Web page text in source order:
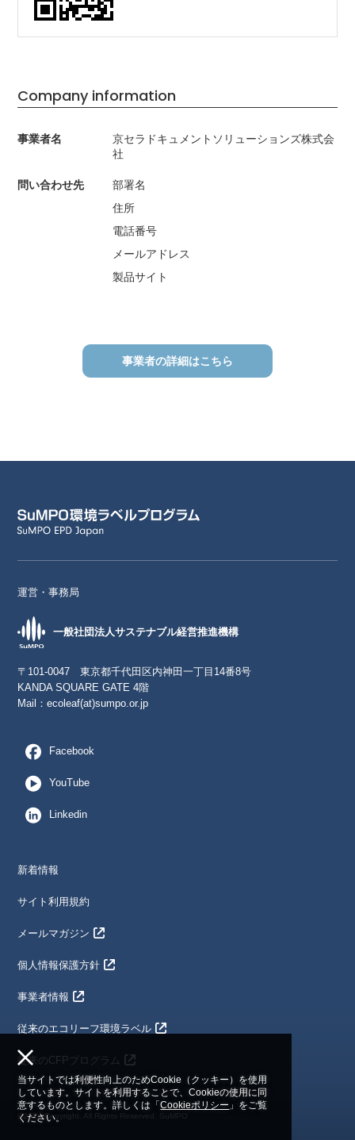
Company information
事業者名
京セラドキュメントソリューションズ株式会
社
問い合わせ先
部署名
住所
電話番号
メールアドレス
製品サイト
事業者の詳細はこちら
運営・事務局
一般社団法人サステナブル経営推進機構
〒101-0047 東京都千代田区内神田一丁目14番8号
KANDA SQUARE GATE 4階
Mail：ecoleaf(at)sumpo.or.jp
Facebook
YouTube
Linkedin
新着情報
サイト利用規約
メールマガジン
個人情報保護方針
事業者情報
従来のエコリーフ環境ラベル
従来のCFPプログラム
©2024 Copyright. All Rights Reserved. SuMPO
当サイトでは利便性向上のためCookie（クッキー）を使用
しています。サイトを利用することで、Cookieの使用に同
意するものとします。詳しくは「Cookieポリシー 」をご覧
ください。